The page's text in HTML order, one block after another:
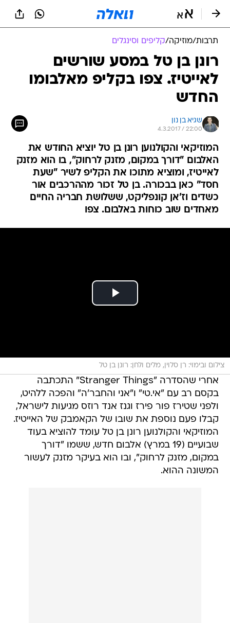
תרבות/מוזיקה/קליפים וסינגלים
רונן בן טל במסע שורשים
לאייטיז. צפו בקליפ מאלבומו
החדש
שגיא בן נון
4.3.2017 / 22:00
המוזיקאי והקולנוען רונן בן טל יוציא החודש את
האלבום "דורך במקום, מזנק לרחוק", בו הוא מזנק
לאייטיז, ומוציא מתוכו את הקליפ לשיר "שעת
חסד" כאן בבכורה. בן טל זכור מההרכבים אור
כשדים וז'אן קונפליקט, ששלושת חבריה החיים
מאחדים שוב כוחות באלבום. צפו
צילום ובימוי: רן סלוין, מלים ולחן: רונן בן טל
אחרי שהסדרה "Stranger Things" התכתבה
בקסם רב עם "אי.טי" ו"אני והחבר'ה" והפכה ללהיט,
ולפני שטירז פור פירז וגנז אנד רוזס מגיעות לישראל,
קבלו פעם נוספת את שובו של הקאמבק של האייטיז.
המוזיקאי והקולנוען רונן בן טל עומד להוציא בעוד
שבועיים (19 במרץ) אלבום חדש, ששמו "דורך
במקום, מזנק לרחוק", ובו הוא בעיקר מזנק לעשור
המשונה ההוא.